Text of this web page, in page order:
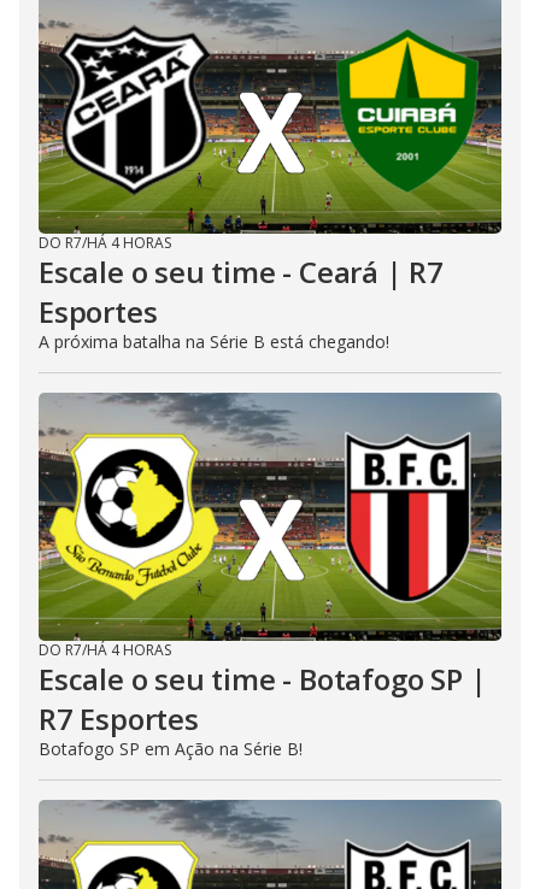
DO R7/HÁ 4 HORAS
Escale o seu time - Ceará | R7
Esportes
A próxima batalha na Série B está chegando!
DO R7/HÁ 4 HORAS
Escale o seu time - Botafogo SP |
R7 Esportes
Botafogo SP em Ação na Série B!